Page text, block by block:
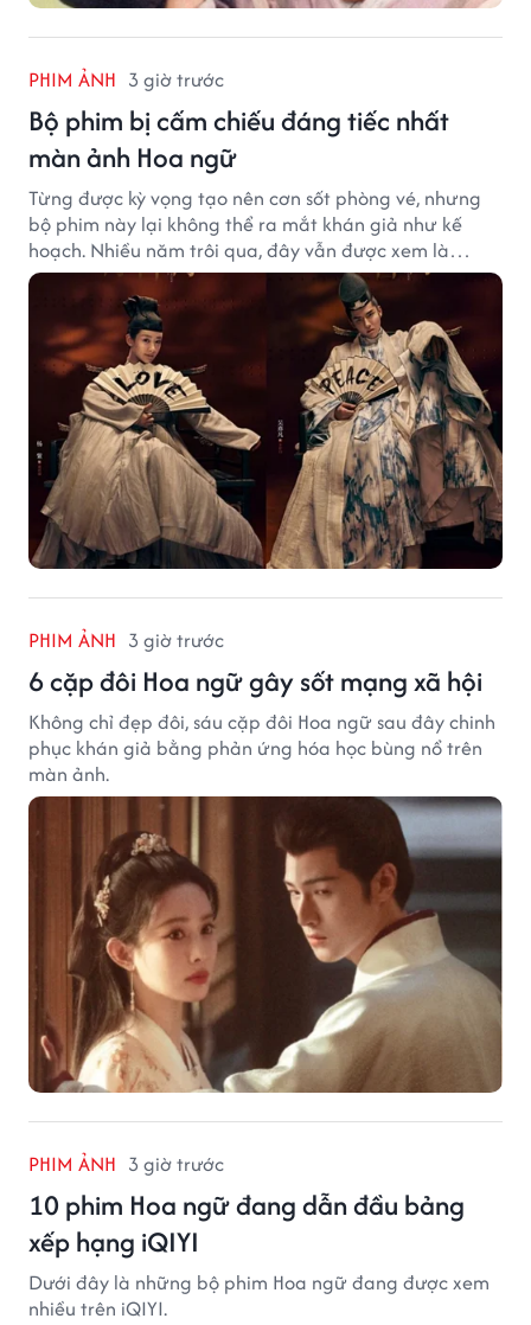
PHIM ẢNH 3 giờ trước
Bộ phim bị cấm chiếu đáng tiếc nhất
màn ảnh Hoa ngữ
Từng được kỳ vọng tạo nên cơn sốt phòng vé, nhưng
bộ phim này lại không thể ra mắt khán giả như kế
hoạch. Nhiều năm trôi qua, đây vẫn được xem là
trường hợp đáng tiếc bậc nhất của màn ảnh Hoa ngữ.
PHIM ẢNH 3 giờ trước
6 cặp đôi Hoa ngữ gây sốt mạng xã hội
Không chỉ đẹp đôi, sáu cặp đôi Hoa ngữ sau đây chinh
phục khán giả bằng phản ứng hóa học bùng nổ trên
màn ảnh.
PHIM ẢNH 3 giờ trước
10 phim Hoa ngữ đang dẫn đầu bảng
xếp hạng iQIYI
Dưới đây là những bộ phim Hoa ngữ đang được xem
nhiều trên iQIYI.